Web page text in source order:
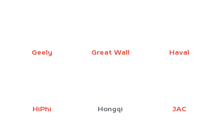
Geely Great Wall Haval
HiPhi Hongqi JAC